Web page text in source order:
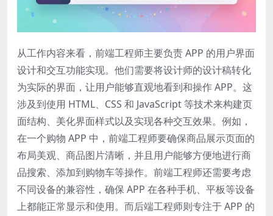
从工作内容来看，前端工程师主要负责 APP 的用户界面
设计和交互功能实现。他们需要将设计师的设计稿转化
为实际的界面，让用户能够直观地看到和操作 APP。这
涉及到使用 HTML、CSS 和 JavaScript 等技术来构建页
面结构、美化界面样式以及实现各种交互效果。例如，
在一个购物 APP 中，前端工程师要确保商品展示页面的
布局美观、商品图片清晰，并且用户能够方便地进行商
品搜索、添加到购物车等操作。前端工程师还需要考虑
不同设备的兼容性，确保 APP 在各种手机、平板等设备
上都能正常显示和使用。而后端工程师则专注于 APP 的